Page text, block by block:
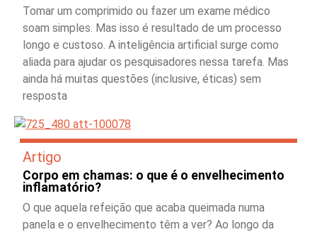
Tomar um comprimido ou fazer um exame médico
soam simples. Mas isso é resultado de um processo
longo e custoso. A inteligência artificial surge como
aliada para ajudar os pesquisadores nessa tarefa. Mas
ainda há muitas questões (inclusive, éticas) sem
resposta
Artigo
Corpo em chamas: o que é o envelhecimento
inflamatório?
O que aquela refeição que acaba queimada numa
panela e o envelhecimento têm a ver? Ao longo da